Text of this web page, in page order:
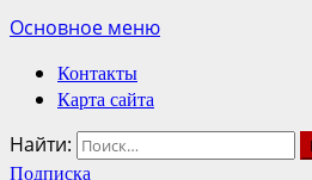
Основное меню
Контакты
Карта сайта
Найти:
Подписка